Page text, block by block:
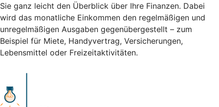
Sie ganz leicht den Überblick über Ihre Finanzen. Dabei
wird das monatliche Einkommen den regelmäßigen und
unregelmäßigen Ausgaben gegenübergestellt – zum
Beispiel für Miete, Handyvertrag, Versicherungen,
Lebensmittel oder Freizeitaktivitäten.